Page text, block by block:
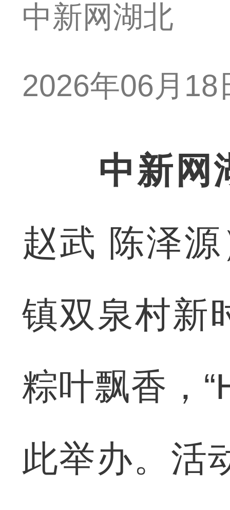
中新网湖北
2026年06月18
中新网
赵武 陈泽
镇双泉村新
粽叶飘香，
此举办。活